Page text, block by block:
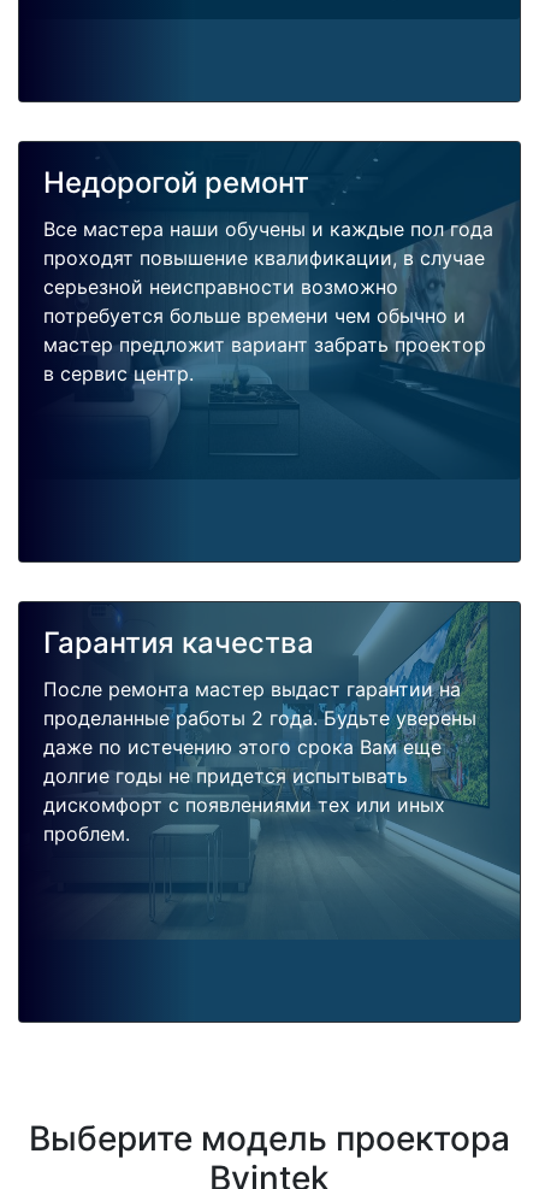
Недорогой ремонт
Все мастера наши обучены и каждые пол года
проходят повышение квалификации, в случае
серьезной неисправности возможно
потребуется больше времени чем обычно и
мастер предложит вариант забрать проектор
в сервис центр.
Гарантия качества
После ремонта мастер выдаст гарантии на
проделанные работы 2 года. Будьте уверены
даже по истечению этого срока Вам еще
долгие годы не придется испытывать
дискомфорт с появлениями тех или иных
проблем.
Выберите модель проектора
Byintek